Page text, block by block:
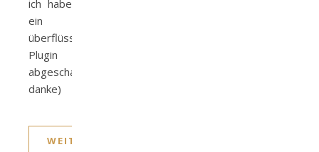
ich habe
ein
überflüssiges
Plugin
abgeschaltet…
danke)
WEITERLESEN